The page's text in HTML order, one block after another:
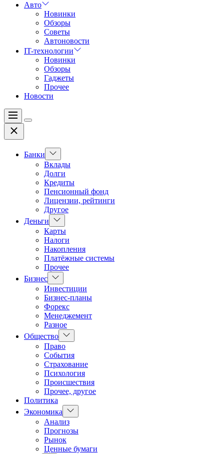
Авто
Новинки
Обзоры
Советы
Автоновости
IT-технологии
Новинки
Обзоры
Гаджеты
Прочее
Новости
Меню
Цвет
Закрыть
Банки
Показать
подменю
Вклады
Долги
Кредиты
Пенсионный фонд
Лицензии, рейтинги
Другое
Деньги
Показать
подменю
Карты
Налоги
Накопления
Платёжные системы
Прочее
Бизнес Показать
подменю
Инвестиции
Бизнес-планы
Форекс
Менеджемент
Разное
Общество Показать
подменю
Право
События
Страхование
Психология
Происшествия
Прочее, другое
Политика
Экономика
Показать
подменю
Анализ
Прогнозы
Рынок
Ценные бумаги